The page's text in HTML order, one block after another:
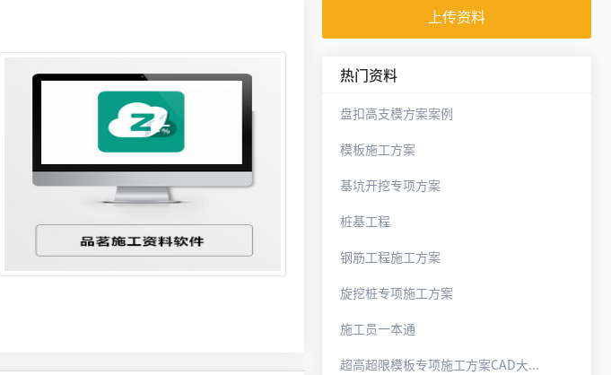
上传资料
热门资料
盘扣高支模方案案例
模板施工方案
基坑开挖专项方案
桩基工程
钢筋工程施工方案
旋挖桩专项施工方案
施工员一本通
超高超限模板专项施工方案CAD大样图例+方案范本（2024版）.docx